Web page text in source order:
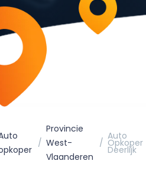
Provincie
West-
Vlaanderen
Auto
Opkoper
Deerlijk